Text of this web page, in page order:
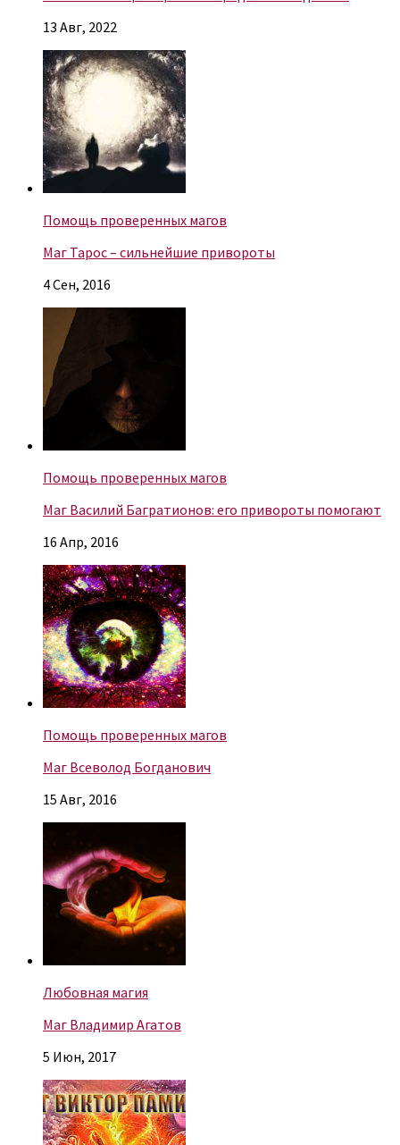
13 Авг, 2022
Помощь проверенных магов
Маг Тарос – сильнейшие привороты
4 Сен, 2016
Помощь проверенных магов
Маг Василий Багратионов: его привороты помогают
16 Апр, 2016
Помощь проверенных магов
Маг Всеволод Богданович
15 Авг, 2016
Любовная магия
Маг Владимир Агатов
5 Июн, 2017